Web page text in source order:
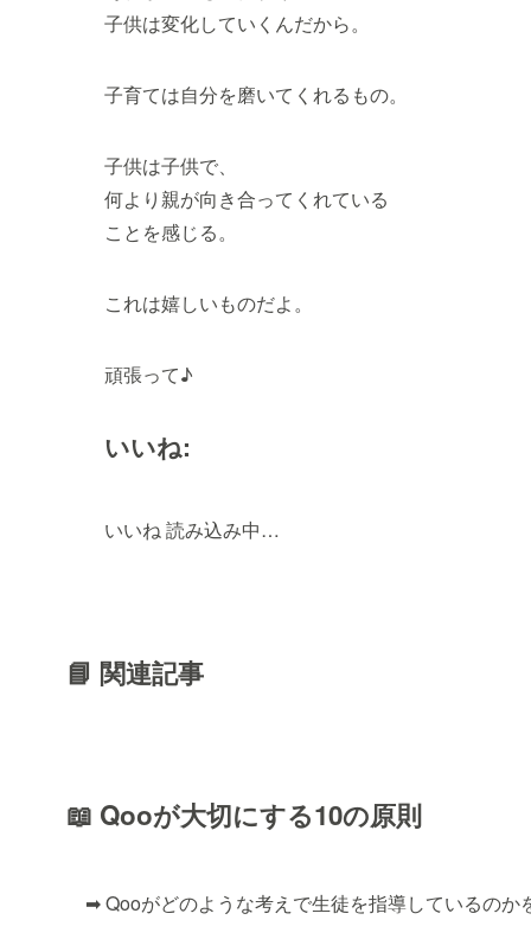
子供は変化していくんだから。
子育ては自分を磨いてくれるもの。
子供は子供で、
何より親が向き合ってくれている
ことを感じる。
これは嬉しいものだよ。
頑張って♪
いいね:
いいね 読み込み中…
📘 関連記事
📖 Qooが大切にする10の原則
➡ Qooがどのような考えで生徒を指導しているのか